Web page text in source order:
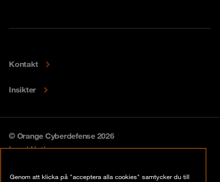
Kontakt
Insikter
© Orange Cyberdefense 2026
Legal Notice
Genom att klicka på "acceptera alla cookies" samtycker du till